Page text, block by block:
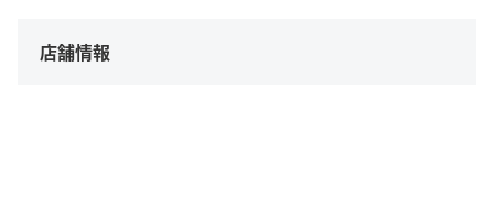
店舗情報